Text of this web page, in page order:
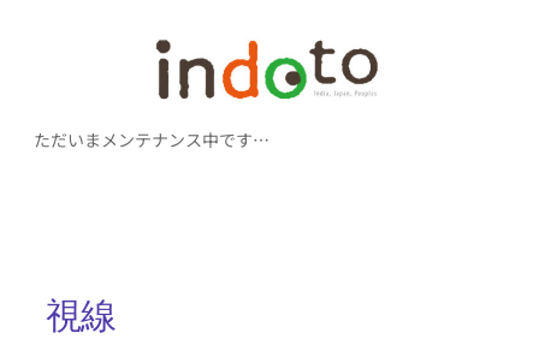
ただいまメンテナンス中です…
視線